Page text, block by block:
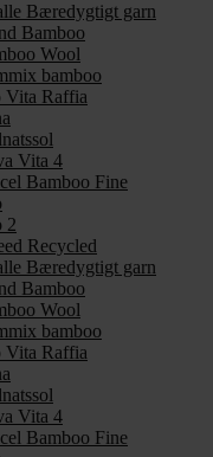
Bæredygtigt garn
Bamboo
Wool
bamboo
Vita Raffia
Vita 4
Bamboo Fine
2
Recycled
Bæredygtigt garn
Bamboo
Wool
bamboo
Vita Raffia
Vita 4
Bamboo Fine